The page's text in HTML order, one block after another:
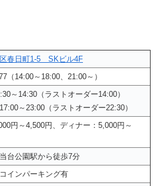
春日町1-5 SKビル4F
（14:00～18:00、21:00～）
～14:30（ラストオーダー14:00）
～23:00（ラストオーダー22:30）
円～4,500円、ディナー：5,000円～
台公園駅から徒歩7分
インパーキング有